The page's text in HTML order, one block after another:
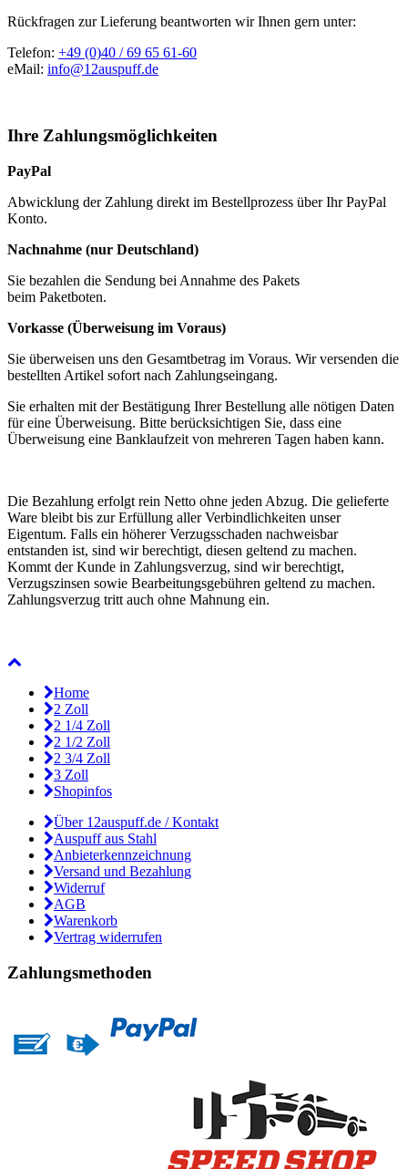
Rückfragen zur Lieferung beantworten wir Ihnen gern unter:
Telefon: +49 (0)40 / 69 65 61-60
eMail: info@12auspuff.de
Ihre Zahlungsmöglichkeiten
PayPal
Abwicklung der Zahlung direkt im Bestellprozess über Ihr PayPal
Konto.
Nachnahme (nur Deutschland)
Sie bezahlen die Sendung bei Annahme des Pakets
beim Paketboten.
Vorkasse (Überweisung im Voraus)
Sie überweisen uns den Gesamtbetrag im Voraus. Wir versenden die
bestellten Artikel sofort nach Zahlungseingang.
Sie erhalten mit der Bestätigung Ihrer Bestellung alle nötigen Daten
für eine Überweisung. Bitte berücksichtigen Sie, dass eine
Überweisung eine Banklaufzeit von mehreren Tagen haben kann.
Die Bezahlung erfolgt rein Netto ohne jeden Abzug. Die gelieferte
Ware bleibt bis zur Erfüllung aller Verbindlichkeiten unser
Eigentum. Falls ein höherer Verzugsschaden nachweisbar
entstanden ist, sind wir berechtigt, diesen geltend zu machen.
Kommt der Kunde in Zahlungsverzug, sind wir berechtigt,
Verzugszinsen sowie Bearbeitungsgebühren geltend zu machen.
Zahlungsverzug tritt auch ohne Mahnung ein.
Home
2 Zoll
2 1/4 Zoll
2 1/2 Zoll
2 3/4 Zoll
3 Zoll
Shopinfos
Über 12auspuff.de / Kontakt
Auspuff aus Stahl
Anbieterkennzeichnung
Versand und Bezahlung
Widerruf
AGB
Warenkorb
Vertrag widerrufen
Zahlungsmethoden